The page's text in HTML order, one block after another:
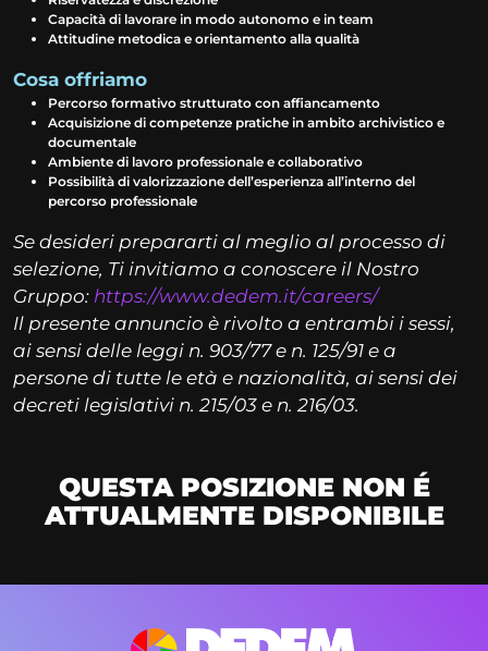
Capacità di lavorare in modo autonomo e in team
Attitudine metodica e orientamento alla qualità
Cosa offriamo
Percorso formativo strutturato con affiancamento
Acquisizione di competenze pratiche in ambito archivistico e
documentale
Ambiente di lavoro professionale e collaborativo
Possibilità di valorizzazione dell’esperienza all’interno del
percorso professionale
Se desideri prepararti al meglio al processo di
selezione, Ti invitiamo a conoscere il Nostro
Gruppo: https://www.dedem.it/careers/
Il presente annuncio è rivolto a entrambi i sessi,
ai sensi delle leggi n. 903/77 e n. 125/91 e a
persone di tutte le età e nazionalità, ai sensi dei
decreti legislativi n. 215/03 e n. 216/03.
QUESTA POSIZIONE NON É
ATTUALMENTE DISPONIBILE